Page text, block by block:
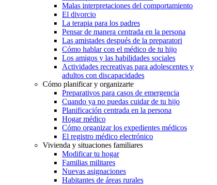
Malas interpretaciones del comportamiento
El divorcio
La terapia para los padres
Pensar de manera centrada en la persona
Las amistades después de la preparatori
Cómo hablar con el médico de tu hijo
Los amigos y las habilidades sociales
Actividades recreativas para adolescentes y
adultos con discapacidades
Cómo planificar y organizarte
Preparativos para casos de emergencia
Cuando ya no puedas cuidar de tu hijo
Planificación centrada en la persona
Hogar médico
Cómo organizar los expedientes médicos
El registro médico electrónico
Vivienda y situaciones familiares
Modificar tu hogar
Familias militares
Nuevas asignaciones
Habitantes de áreas rurales